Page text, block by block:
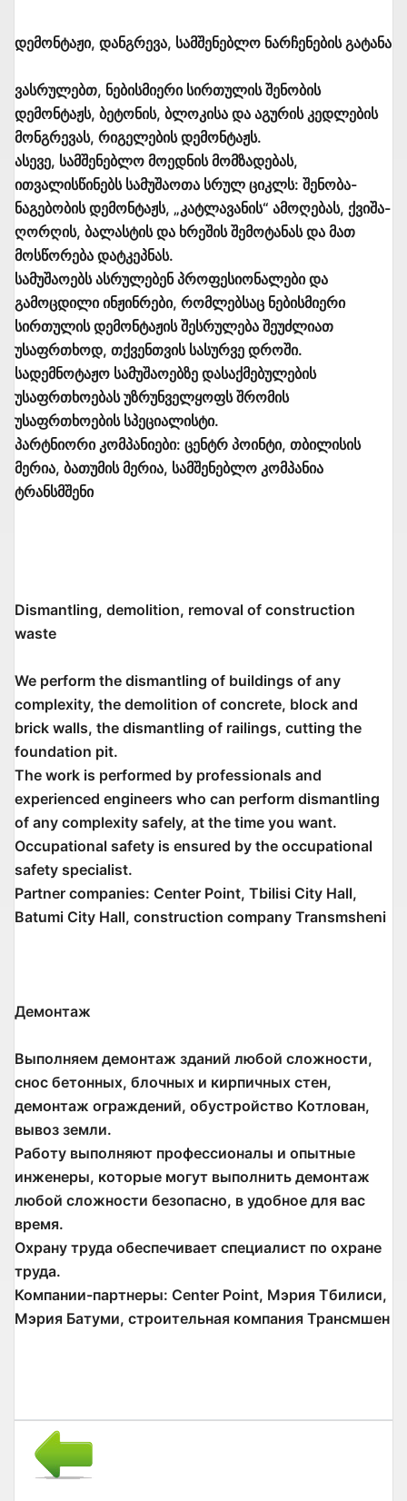
დემონტაჟი, დანგრევა, სამშენებლო ნარჩენების გატანა
ვასრულებთ, ნებისმიერი სირთულის შენობის
დემონტაჟს, ბეტონის, ბლოკისა და აგურის კედლების
მონგრევას, რიგელების დემონტაჟს.
ასევე, სამშენებლო მოედნის მომზადებას,
ითვალისწინებს სამუშაოთა სრულ ციკლს: შენობა-
ნაგებობის დემონტაჟს, „კატლავანის“ ამოღებას, ქვიშა-
ღორღის, ბალასტის და ხრეშის შემოტანას და მათ
მოსწორება დატკეპნას.
სამუშაოებს ასრულებენ პროფესიონალები და
გამოცდილი ინჟინრები, რომლებსაც ნებისმიერი
სირთულის დემონტაჟის შესრულება შეუძლიათ
უსაფრთხოდ, თქვენთვის სასურვე დროში.
სადემნოტაჟო სამუშაოებზე დასაქმებულების
უსაფრთხოებას უზრუნველყოფს შრომის
უსაფრთხოების სპეციალისტი.
პარტნიორი კომპანიები: ცენტრ პოინტი, თბილისის
მერია, ბათუმის მერია, სამშენებლო კომპანია
ტრანსმშენი
Dismantling, demolition, removal of construction
waste
We perform the dismantling of buildings of any
complexity, the demolition of concrete, block and
brick walls, the dismantling of railings, cutting the
foundation pit.
The work is performed by professionals and
experienced engineers who can perform dismantling
of any complexity safely, at the time you want.
Occupational safety is ensured by the occupational
safety specialist.
Partner companies: Center Point, Tbilisi City Hall,
Batumi City Hall, construction company Transmsheni
Демонтаж
Выполняем демонтаж зданий любой сложности,
снос бетонных, блочных и кирпичных стен,
демонтаж ограждений, обустройство Котлован,
вывоз земли.
Работу выполняют профессионалы и опытные
инженеры, которые могут выполнить демонтаж
любой сложности безопасно, в удобное для вас
время.
Охрану труда обеспечивает специалист по охране
труда.
Компании-партнеры: Center Point, Мэрия Тбилиси,
Мэрия Батуми, строительная компания Трансмшен